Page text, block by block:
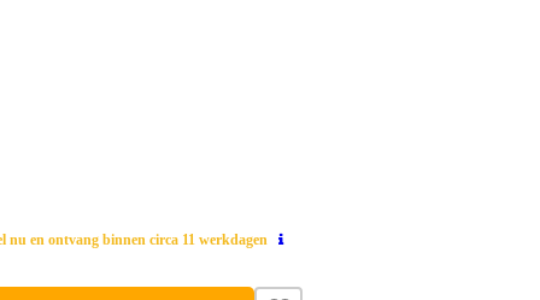
nu en ontvang binnen circa 11 werkdagen